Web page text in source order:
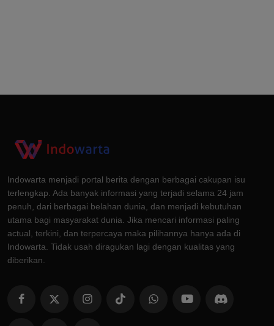
Indowarta menjadi portal berita dengan berbagai cakupan isu
terlengkap. Ada banyak informasi yang terjadi selama 24 jam
penuh, dari berbagai belahan dunia, dan menjadi kebutuhan
utama bagi masyarakat dunia. Jika mencari informasi paling
actual, terkini, dan terpercaya maka pilihannya hanya ada di
Indowarta. Tidak usah diragukan lagi dengan kualitas yang
diberikan.